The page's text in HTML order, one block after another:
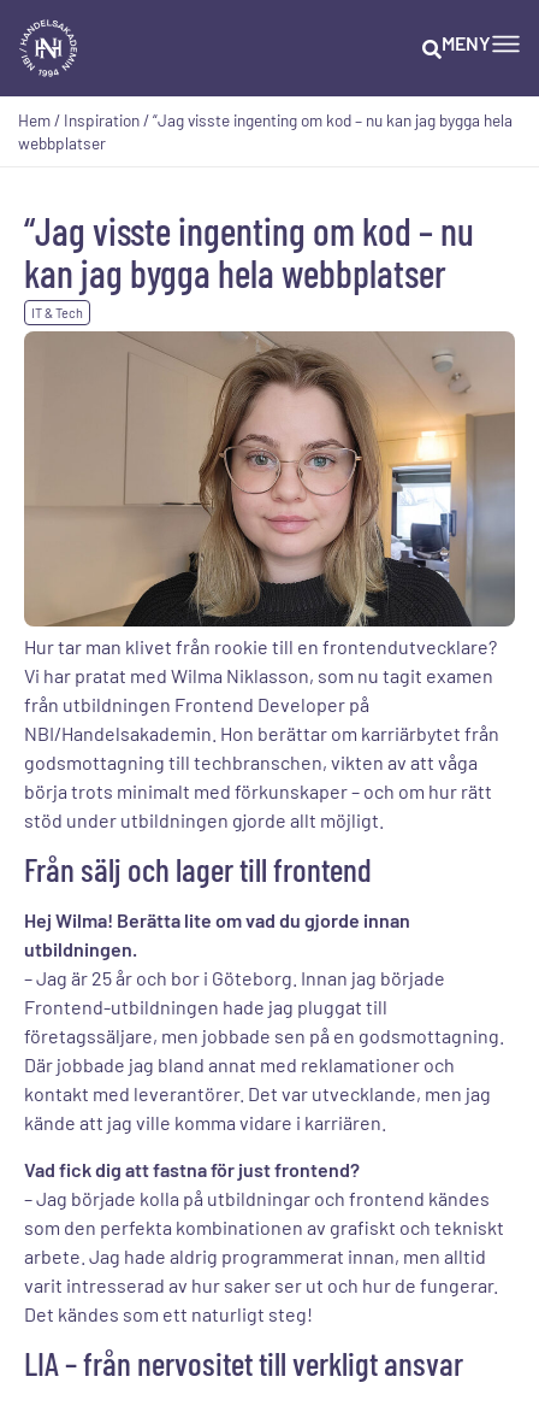
MENY
Hem/ Inspiration/“Jag visste ingenting om kod – nu kan jag bygga hela
webbplatser
“Jag visste ingenting om kod – nu
kan jag bygga hela webbplatser
IT & Tech
Hur tar man klivet från rookie till en frontendutvecklare?
Vi har pratat med Wilma Niklasson, som nu tagit examen
från utbildningen Frontend Developer på
NBI/Handelsakademin. Hon berättar om karriärbytet från
godsmottagning till techbranschen, vikten av att våga
börja trots minimalt med förkunskaper – och om hur rätt
stöd under utbildningen gjorde allt möjligt.
Från sälj och lager till frontend
Hej Wilma! Berätta lite om vad du gjorde innan
utbildningen.
– Jag är 25 år och bor i Göteborg. Innan jag började
Frontend-utbildningen hade jag pluggat till
företagssäljare, men jobbade sen på en godsmottagning.
Där jobbade jag bland annat med reklamationer och
kontakt med leverantörer. Det var utvecklande, men jag
kände att jag ville komma vidare i karriären.
Vad fick dig att fastna för just frontend?
– Jag började kolla på utbildningar och frontend kändes
som den perfekta kombinationen av grafiskt och tekniskt
arbete. Jag hade aldrig programmerat innan, men alltid
varit intresserad av hur saker ser ut och hur de fungerar.
Det kändes som ett naturligt steg!
LIA – från nervositet till verkligt ansvar